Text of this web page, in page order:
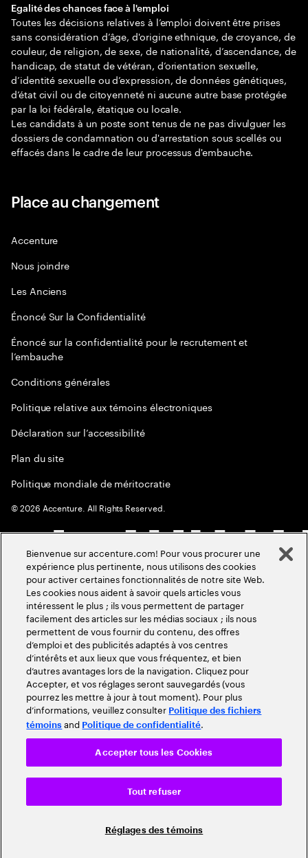
Egalité des chances face à l'emploi
Toutes les décisions relatives à l’emploi doivent être prises
sans considération d’âge, d'origine ethnique, de croyance, de
couleur, de religion, de sexe, de nationalité, d’ascendance, de
handicap, de statut de vétéran, d’orientation sexuelle,
d’identité sexuelle ou d’expression, de données génétiques,
d’état civil ou de citoyenneté ni aucune autre base protégée
par la loi fédérale, étatique ou locale.
Les candidats à un poste sont tenus de ne pas divulguer les
dossiers de condamnation ou d'arrestation sous scellés ou
effacés dans le cadre de leur processus d'embauche.
Place au changement
Accenture
Nous joindre
Les Anciens
Énoncé Sur la Confidentialité
Énoncé sur la confidentialité pour le recrutement et
l’embauche
Conditions générales
Politique relative aux témoins électroniques
Déclaration sur l’accessibilité
Plan du site
Politique mondiale de méritocratie
©2026 Accenture. All Rights Reserved.
Bienvenue sur accenture.com! Pour vous procurer une
expérience plus pertinente, nous utilisons des cookies
pour activer certaines fonctionnalités de notre site Web.
Les cookies nous aident à savoir quels articles vous
intéressent le plus ; ils vous permettent de partager
facilement des articles sur les médias sociaux ; ils nous
permettent de vous fournir du contenu, des offres
d’emploi et des publicités adaptés à vos centres
d’intérêts et aux lieux que vous fréquentez, et bien
d’autres avantages lors de la navigation. Cliquez pour
Accepter, et vos réglages seront sauvegardés (vous
pourrez les mettre à jour à tout moment). Pour plus
d’informations, veuillez consulter Politique des fichiers
témoins and Politique de confidentialité.
Réglages des témoins
Tout refuser
Accepter tous les Cookies